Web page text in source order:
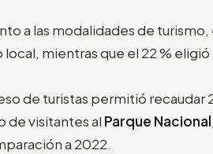
a las modalidades de
local, mientras que el 22 %
de turistas permitió recaudar
de visitantes al Parque Nacional
a 2022.